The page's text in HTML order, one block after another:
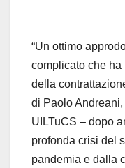
“Un ottimo
complicato che ha
della
di Paolo
UILTuCS – dopo
profonda crisi del
pandemia e dalla